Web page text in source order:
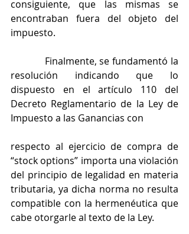
consiguiente, que las mismas se
encontraban fuera del objeto del
impuesto.
resolución indicando que lo
dispuesto en el artículo 110 del
Decreto Reglamentario de la Ley de
Impuesto a las Ganancias con
respecto al ejercicio de compra de
“stock options” importa una violación
del principio de legalidad en materia
tributaria, ya dicha norma no resulta
compatible con la hermenéutica que
cabe otorgarle al texto de la Ley.